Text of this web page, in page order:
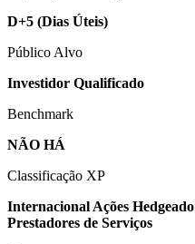
D+5 (Dias Úteis)
Público Alvo
Investidor Qualificado
Benchmark
NÃO HÁ
Classificação XP
Internacional Ações Hedgeado
Prestadores de Serviços